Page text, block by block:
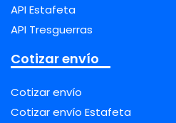
API Estafeta
API Tresguerras
Cotizar envío
Cotizar envío
Cotizar envío Estafeta